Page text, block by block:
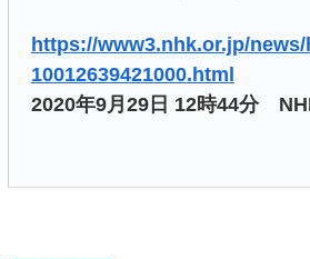
https://www3.nhk.or.jp/
10012639421000.html
2020年9月29日 12時44分